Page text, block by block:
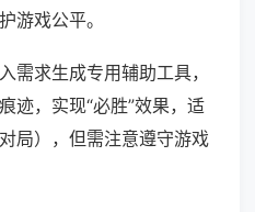
游戏公平。
需求生成专用辅助工具，
迹，实现“必胜”效果，适
局），但需注意遵守游戏